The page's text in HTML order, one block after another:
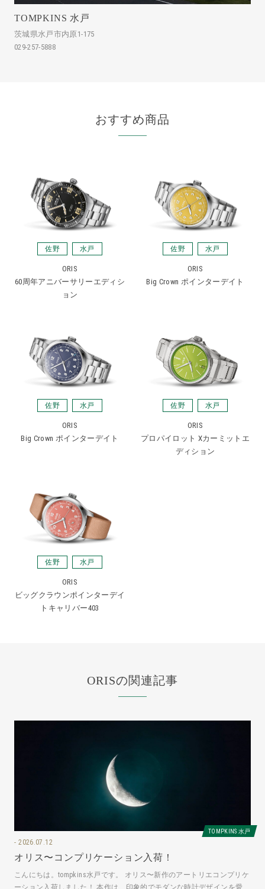
TOMPKINS 水戸
茨城県水戸市内原1-175
029-257-5888
おすすめ商品
佐野 水戸
ORIS
60周年アニバーサリーエディシ
ョン
佐野 水戸
ORIS
Big Crown ポインターデイト
佐野 水戸
ORIS
Big Crown ポインターデイト
佐野 水戸
ORIS
プロパイロット Xカーミットエ
ディション
佐野 水戸
ORIS
ビッグクラウンポインターデイ
トキャリバー403
ORISの関連記事
TOMPKINS 水戸
2026.07.12
オリス〜コンプリケーション入荷！
こんにちは。tompkins水戸です。 オリス〜新作のアートリエコンプリケ
ーション入荷しました！ 本作は、印象的でモダンな時計デザインを愛す